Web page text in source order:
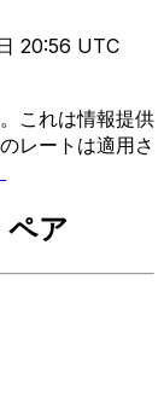
20:56 UTC
これは情報提供
レートは適用さ
ペア